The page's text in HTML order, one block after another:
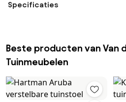
Specificaties
Beste producten van Van
Tuinmeubelen